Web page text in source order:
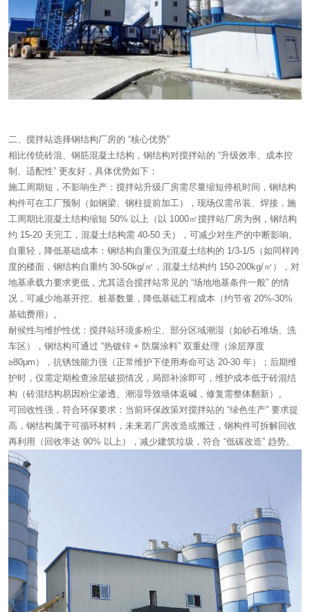
二、搅拌站选择钢结构厂房的 “核心优势”
相比传统砖混、钢筋混凝土结构，钢结构对搅拌站的 “升级效率、成本控
制、适配性” 更友好，具体优势如下：
施工周期短，不影响生产：搅拌站升级厂房需尽量缩短停机时间，钢结构
构件可在工厂预制（如钢梁、钢柱提前加工），现场仅需吊装、焊接，施
工周期比混凝土结构缩短 50% 以上（以 1000㎡搅拌站厂房为例，钢结构
约 15-20 天完工，混凝土结构需 40-50 天），可减少对生产的中断影响。
自重轻，降低基础成本：钢结构自重仅为混凝土结构的 1/3-1/5（如同样跨
度的楼面，钢结构自重约 30-50kg/㎡，混凝土结构约 150-200kg/㎡），对
地基承载力要求更低，尤其适合搅拌站常见的 “场地地基条件一般” 的情
况，可减少地基开挖、桩基数量，降低基础工程成本（约节省 20%-30%
基础费用）。
耐候性与维护性优：搅拌站环境多粉尘、部分区域潮湿（如砂石堆场、洗
车区），钢结构可通过 “热镀锌 + 防腐涂料” 双重处理（涂层厚度
≥80μm），抗锈蚀能力强（正常维护下使用寿命可达 20-30 年）；后期维
护时，仅需定期检查涂层破损情况，局部补涂即可，维护成本低于砖混结
构（砖混结构易因粉尘渗透、潮湿导致墙体返碱，修复需整体翻新）。
可回收性强，符合环保要求：当前环保政策对搅拌站的 “绿色生产” 要求提
高，钢结构属于可循环材料，未来若厂房改造或搬迁，钢构件可拆解回收
再利用（回收率达 90% 以上），减少建筑垃圾，符合 “低碳改造” 趋势。